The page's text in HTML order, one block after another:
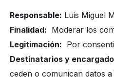
Responsable: Luis Miguel
Finalidad: Moderar los
Legitimación: Por
Destinatarios y
ceden o comunican datos